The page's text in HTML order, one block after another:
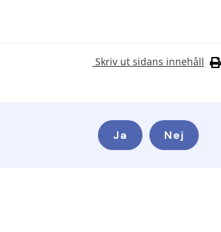
Skriv ut sidans innehåll
Nej
Ja